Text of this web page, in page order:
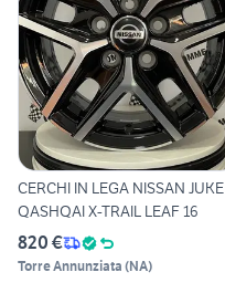
CERCHI IN LEGA NISSAN JUKE
QASHQAI X-TRAIL LEAF 16
820 €
Torre Annunziata (NA)